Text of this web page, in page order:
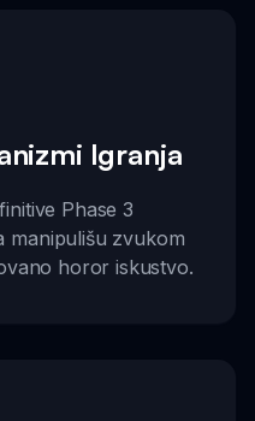
Igranja
Phase 3
manipulišu zvukom
horor iskustvo.